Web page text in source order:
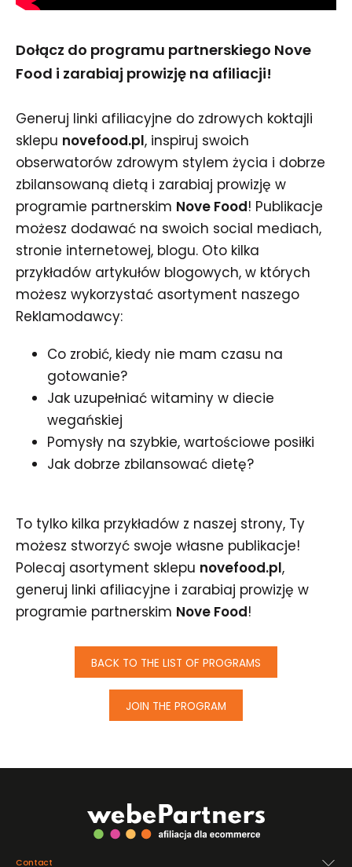
Dołącz do programu partnerskiego Nove
Food i zarabiaj prowizję na afiliacji!
Generuj linki afiliacyjne do zdrowych koktajli
sklepu novefood.pl, inspiruj swoich
obserwatorów zdrowym stylem życia i dobrze
zbilansowaną dietą i zarabiaj prowizję w
programie partnerskim Nove Food! Publikacje
możesz dodawać na swoich social mediach,
stronie internetowej, blogu. Oto kilka
przykładów artykułów blogowych, w których
możesz wykorzystać asortyment naszego
Reklamodawcy:
Co zrobić, kiedy nie mam czasu na
gotowanie?
Jak uzupełniać witaminy w diecie
wegańskiej
Pomysły na szybkie, wartościowe posiłki
Jak dobrze zbilansować dietę?
To tylko kilka przykładów z naszej strony, Ty
możesz stworzyć swoje własne publikacje!
Polecaj asortyment sklepu novefood.pl,
generuj linki afiliacyjne i zarabiaj prowizję w
programie partnerskim Nove Food!
BACK TO THE LIST OF PROGRAMS
JOIN THE PROGRAM
Contact